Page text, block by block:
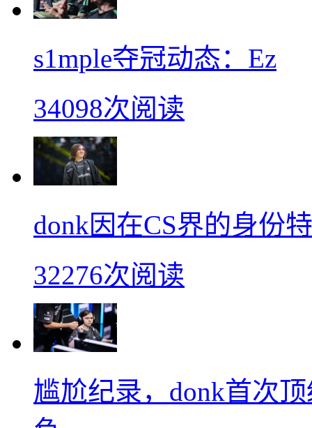
s1mple夺冠动态：Ez
34098次阅读
donk因在CS界的身份
32276次阅读
尴尬纪录，donk首次